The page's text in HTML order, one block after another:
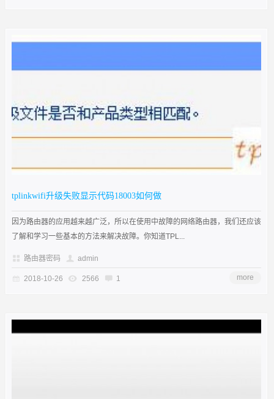
tplinkwifi升级失败显示代码18003如何做
因为路由器的应用越来越广泛，所以在使用中故障的网络路由器，我们还应该
了解和学习一些基本的方法来解决故障。你知道TPL...
路由器密码 admin
2018-10-26 2566 1 more